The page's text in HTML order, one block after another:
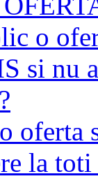
o
si nu
oferta
la